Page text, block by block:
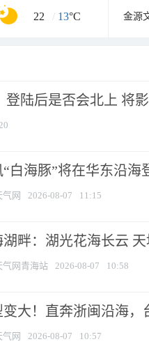
22 / 13°C
登陆后是否会北上 将
“白海豚”将在华东沿
气网 2026-08-07 11:15
湖畔：湖光花海长云
气网青海站 2026-08-07 10:58
变大！直奔浙闽沿海，
气网 2026-08-07 10:57